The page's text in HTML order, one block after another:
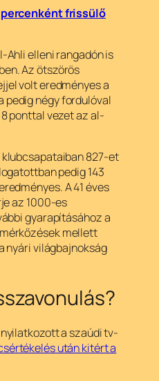
percenként frissülő
Ahli elleni rangadón is
Az ötszörös
volt eredményes a
pedig négy fordulóval
ponttal vezet az al-
klubcsapataiban 827-et
pedig 143
A 41 éves
az 1000-es
gyarapításához a
mellett
nyári világbajnokság
a szaúdi tv-
után kitért a